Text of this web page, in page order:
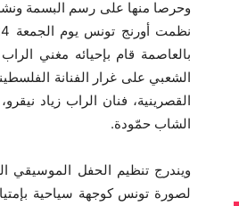
وحرصا منها على رسم البسمة ونشر
بالعاصمة قام بإحيائه مغني
الشعبي على غرار الفنانة
القصرينية، فنان الراب زياد
الشاب حمّودة.
ويندرج تنظيم الحفل الموسيقي
لصورة تونس كوجهة سياحية